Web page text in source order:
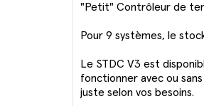
"Petit" Contrôleur de
Pour 9 systèmes, le
Le STDC V3 est
fonctionner avec ou
juste selon vos besoins.